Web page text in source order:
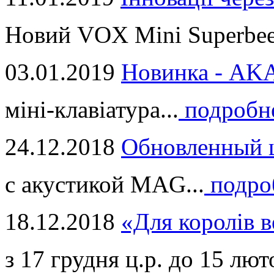
Новий VOX Mini
03.01.2019 Новинка -
міні-клавіатура...
24.12.2018 Обновленный
с акустикой MAG...
18.12.2018 «Для королів
з 17 грудня ц.р. до 15